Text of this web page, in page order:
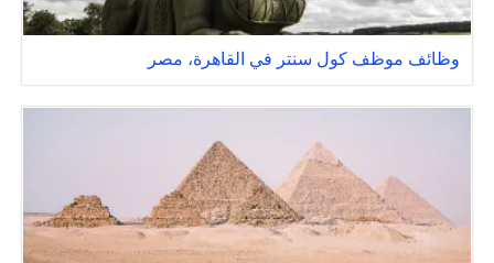
وظائف موظف كول سنتر في القاهرة، مصر